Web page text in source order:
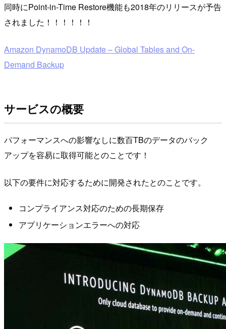
同時にPoint-in-Time Restore機能も2018年のリリースが予告
されました！！！！！！
Amazon DynamoDB Update – Global Tables and On-
Demand Backup
サービスの概要
パフォーマンスへの影響なしに数百TBのデータのバック
アップを容易に取得可能とのことです！
以下の要件に対応するために開発されたとのことです。
コンプライアンス対応のための長期保存
アプリケーションエラーへの対応